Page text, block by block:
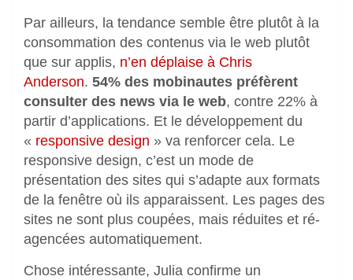
Par ailleurs, la tendance semble être plutôt à la
consommation des contenus via le web plutôt
que sur applis, n’en déplaise à Chris
Anderson. 54% des mobinautes préfèrent
consulter des news via le web, contre 22% à
partir d’applications. Et le développement du
« responsive design » va renforcer cela. Le
responsive design, c’est un mode de
présentation des sites qui s’adapte aux formats
de la fenêtre où ils apparaissent. Les pages des
sites ne sont plus coupées, mais réduites et ré-
agencées automatiquement.
Chose intéressante, Julia confirme un